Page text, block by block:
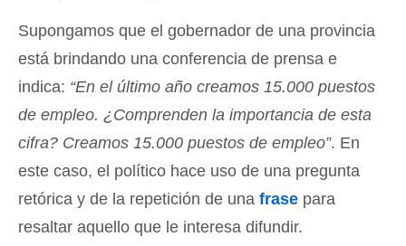
Supongamos que el gobernador de una provincia
está brindando una conferencia de prensa e
indica: “En el último año creamos 15.000 puestos
de empleo. ¿Comprenden la importancia de esta
cifra? Creamos 15.000 puestos de empleo”. En
este caso, el político hace uso de una pregunta
retórica y de la repetición de una frase para
resaltar aquello que le interesa difundir.